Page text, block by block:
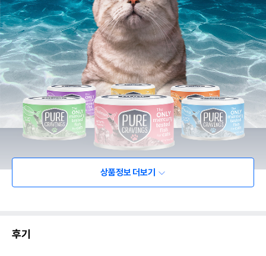
상품정보 더보기
후기